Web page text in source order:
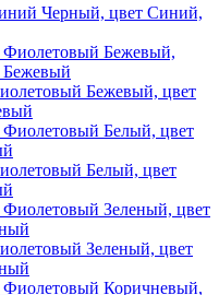
Черный, цвет Синий,
Бежевый, цвет
Белый, цвет
Зеленый, цвет